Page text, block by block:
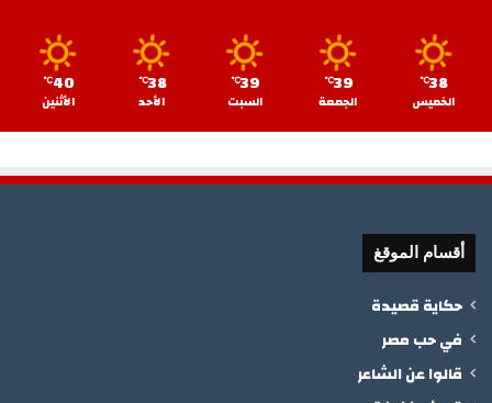
38
℃
الخميس
39
℃
الجمعة
39
℃
السبت
38
℃
الأحد
40
℃
الأثنين
أقسام الموقغ
حكاية قصيدة
في حب مصر
قالوا عن الشاعر